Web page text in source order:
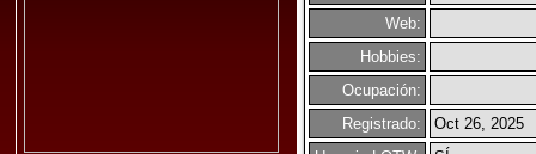
Web:
Hobbies:
Ocupación:
Registrado:
Oct 26, 2025